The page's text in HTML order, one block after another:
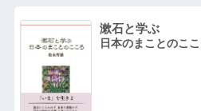
漱石と学ぶ
日本のまことのこ